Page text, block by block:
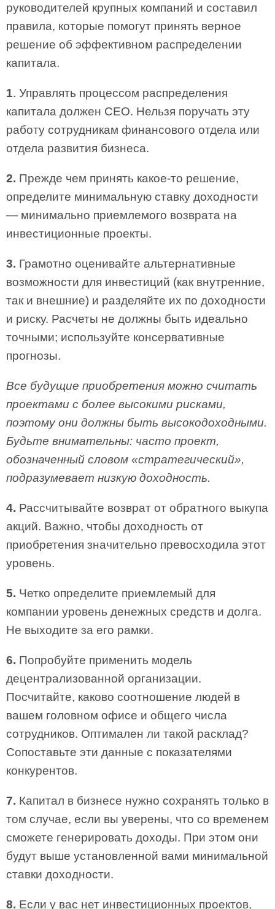
руководителей крупных компаний и составил
правила, которые помогут принять верное
решение об эффективном распределении
капитала.
1. Управлять процессом распределения
капитала должен СЕО. Нельзя поручать эту
работу сотрудникам финансового отдела или
отдела развития бизнеса.
2. Прежде чем принять какое­-то решение,
определите минимальную ставку доходности
— минимально приемлемого возврата на
инвестиционные проекты.
3. Грамотно оценивайте альтернативные
возможности для инве­стиций (как внутренние,
так и внешние) и разделяйте их по доходности
и риску. Расчеты не должны быть идеально
точными; используйте консервативные
прогнозы.
Все будущие приобретения можно считать
проектами с более высокими рисками,
поэтому они должны быть высокодоходными.
Будьте внимательны: часто проект,
обозначенный словом «стратегический»,
подразумевает низкую доходность.
4. Рассчитывайте возврат от обратного выкупа
акций. Важно, чтобы доходность от
приобретения значительно превосходила этот
уровень.
5. Четко определите приемлемый для
компании уровень денежных средств и долга.
Не выходите за его рамки.
6. Попробуйте применить модель
децентрализованной организации.
Посчитайте, каково соотношение людей в
вашем головном офисе и общего числа
сотрудников. Оптимален ли такой расклад?
Сопоставьте эти данные с показателями
конкурентов.
7. Капитал в бизнесе нужно сохранять только в
том случае, если вы уверены, что со временем
сможете генерировать доходы. При этом они
будут выше установленной вами минимальной
ставки доходности.
8. Если у вас нет инвестиционных проектов,